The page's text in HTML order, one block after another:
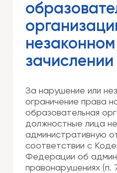
За нарушение или
ограничение права
образовательная
должностные лица
административную
соответствии с
Федерации об
правонарушениях (п.